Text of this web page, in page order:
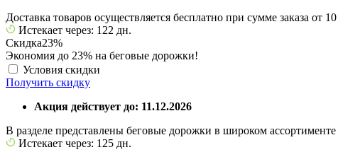
Доставка товаров осуществляется бесплатно при сумме заказа от
Истекает через: 122 дн.
Скидка23%
Экономия до 23% на беговые дорожки!
Условия скидки
Получить скидку
Акция действует до: 11.12.2026
В разделе представлены беговые дорожки в широком
Истекает через: 125 дн.